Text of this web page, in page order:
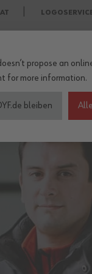
propose an
for more information.
bleiben